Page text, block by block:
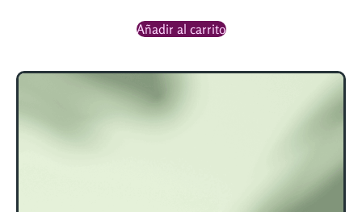
Añadir al carrito